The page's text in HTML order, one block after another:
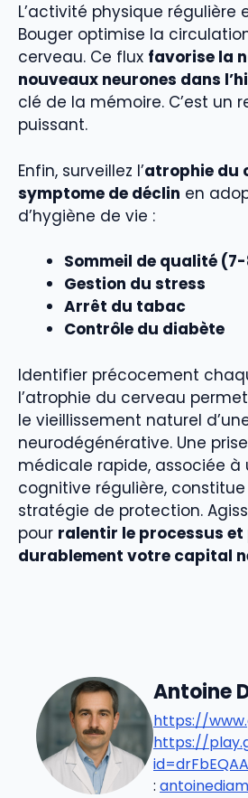
L’activité physique régulière
Bouger optimise la
cerveau. Ce flux favorise la
nouveaux neurones dans
clé de la mémoire. C’est un
puissant.
Enfin, surveillez l’atrophie du
symptome de déclin en
d’hygiène de vie :
Sommeil de qualité
Gestion du stress
Arrêt du tabac
Contrôle du diabète
Identifier précocement
l’atrophie du cerveau
le vieillissement naturel
neurodégénérative. Une
médicale rapide, associée à
cognitive régulière,
stratégie de protection.
pour ralentir le processus et
durablement votre capital
Antoine
https://
https://
: